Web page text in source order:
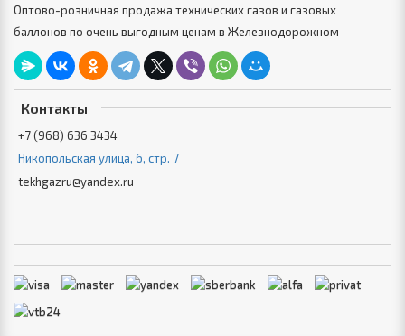
Оптово-розничная продажа технических газов и газовых
баллонов по очень выгодным ценам в Железнодорожном
Контакты
+7 (968) 636 3434
Никопольская улица, 6, стр. 7
tekhgazru@yandex.ru